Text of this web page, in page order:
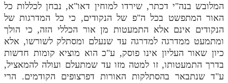
המלובש בנה"י דכתר, שירדו למוחין דאו"א, נבחן לכללות כל
האור המתפשט בכל ה"פ של הנקודים, כי כל המדרגות של
הנקודים אינם אלא התמעטות מן אור הכללי הזה, כי הולך
ומתמעט ממדרגה למדרגה עד שנעלם ומסתלק לשורשו, אלא
כיון שאור העליון אינו פוסק, ע"כ הוא מוציא קומות חדשות
בדרך התמעטותו, זו למטה מזו עד שמתעלם ועולה להמאציל,
ע"ד שנתבאר בהסתלקות האורות דפרצופים הקודמים. הרי